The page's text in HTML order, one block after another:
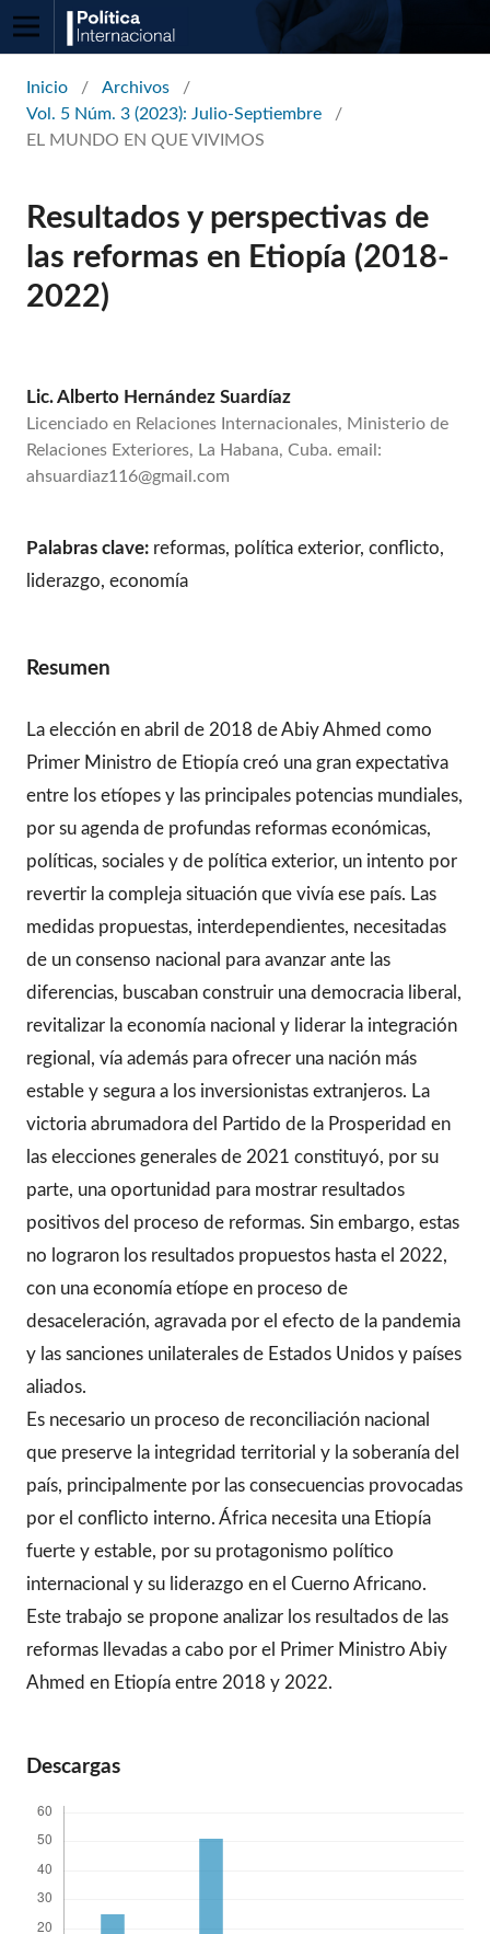
Inicio / Archivos
/
Vol. 5 Núm. 3 (2023): Julio-Septiembre
/
EL MUNDO EN QUE VIVIMOS
Resultados y perspectivas de
las reformas en Etiopía (2018-
2022)
Lic. Alberto Hernández Suardíaz
Licenciado en Relaciones Internacionales, Ministerio de
Relaciones Exteriores, La Habana, Cuba. email:
ahsuardiaz116@gmail.com
Palabras clave: reformas, política exterior, conflicto,
liderazgo, economía
Resumen
La elección en abril de 2018 de Abiy Ahmed como
Primer Ministro de Etiopía creó una gran expectativa
entre los etíopes y las principales potencias mundiales,
por su agenda de profundas reformas económicas,
políticas, sociales y de política exterior, un intento por
revertir la compleja situación que vivía ese país. Las
medidas propuestas, interdependientes, necesitadas
de un consenso nacional para avanzar ante las
diferencias, buscaban construir una democracia liberal,
revitalizar la economía nacional y liderar la integración
regional, vía además para ofrecer una nación más
estable y segura a los inversionistas extranjeros. La
victoria abrumadora del Partido de la Prosperidad en
las elecciones generales de 2021 constituyó, por su
parte, una oportunidad para mostrar resultados
positivos del proceso de reformas. Sin embargo, estas
no lograron los resultados propuestos hasta el 2022,
con una economía etíope en proceso de
desaceleración, agravada por el efecto de la pandemia
y las sanciones unilaterales de Estados Unidos y países
aliados.
Es necesario un proceso de reconciliación nacional
que preserve la integridad territorial y la soberanía del
país, principalmente por las consecuencias provocadas
por el conflicto interno. África necesita una Etiopía
fuerte y estable, por su protagonismo político
internacional y su liderazgo en el Cuerno Africano.
Este trabajo se propone analizar los resultados de las
reformas llevadas a cabo por el Primer Ministro Abiy
Ahmed en Etiopía entre 2018 y 2022.
Descargas